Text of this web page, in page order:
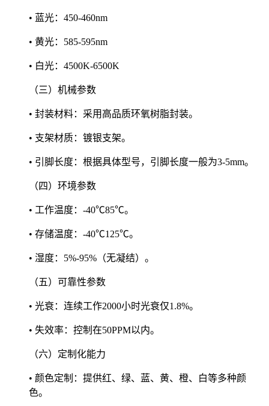
• 蓝光：450-460nm
• 黄光：585-595nm
• 白光：4500K-6500K
（三）机械参数
• 封装材料：采用高品质环氧树脂封装。
• 支架材质：镀银支架。
• 引脚长度：根据具体型号，引脚长度一般为3-5mm。
（四）环境参数
• 工作温度：-40℃85℃。
• 存储温度：-40℃125℃。
• 湿度：5%-95%（无凝结）。
（五）可靠性参数
• 光衰：连续工作2000小时光衰仅1.8%。
• 失效率：控制在50PPM以内。
（六）定制化能力
• 颜色定制：提供红、绿、蓝、黄、橙、白等多种颜
色。